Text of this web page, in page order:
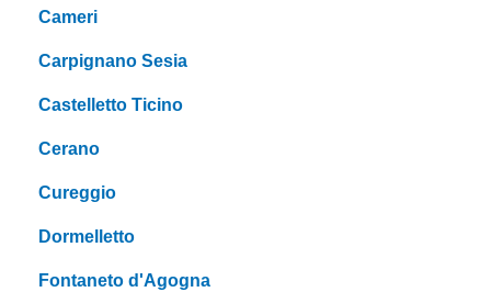
Cameri
Carpignano Sesia
Castelletto Ticino
Cerano
Cureggio
Dormelletto
Fontaneto d'Agogna